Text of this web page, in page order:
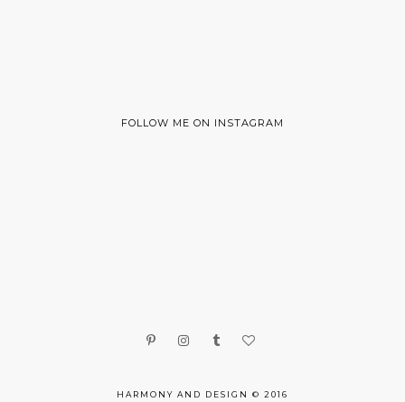
FOLLOW ME ON INSTAGRAM
HARMONY AND DESIGN © 2016